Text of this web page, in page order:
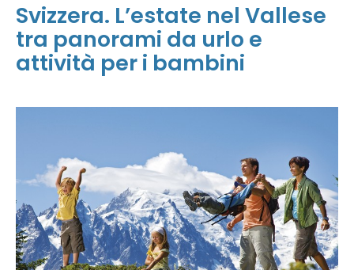
Svizzera. L’estate nel Vallese
tra panorami da urlo e
attività per i bambini